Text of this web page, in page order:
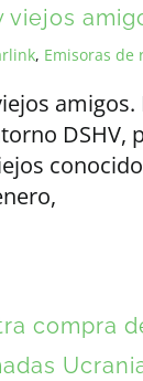
viejos
, Emisoras de
DSHV,
compra